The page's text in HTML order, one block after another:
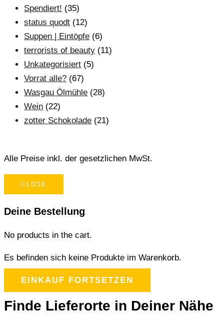
Spendiert! (35)
status quodt (12)
Suppen | Eintöpfe (6)
terrorists of beauty (11)
Unkategorisiert (5)
Vorrat alle? (67)
Wasgau Ölmühle (28)
Wein (22)
zotter Schokolade (21)
Alle Preise inkl. der gesetzlichen MwSt.
CLOSE
Deine Bestellung
No products in the cart.
Es befinden sich keine Produkte im Warenkorb.
EINKAUF FORTSETZEN
Finde Lieferorte in Deiner Nähe